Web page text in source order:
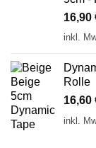
16,90
inkl.
Rolle
16,60
inkl.